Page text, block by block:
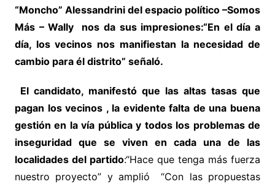
“Moncho” Alessandrini del espacio político –Somos
Más – Wally nos da sus impresiones:“En el día a
día, los vecinos nos manifiestan la necesidad de
cambio para él distrito” señaló.
El candidato, manifestó que las altas tasas que
pagan los vecinos , la evidente falta de una buena
gestión en la vía pública y todos los problemas de
inseguridad que se viven en cada una de las
localidades del partido:“Hace que tenga más fuerza
nuestro proyecto” y amplió “Con las propuestas